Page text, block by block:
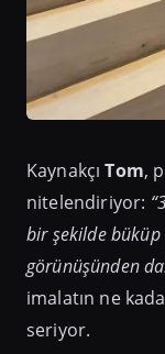
KaynakçıTom,
nitelendiriyor:
bir şekilde
görünüşünden
imalatın ne
seriyor.